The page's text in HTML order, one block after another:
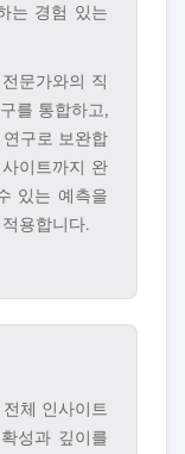
는 경험 있는
문가와의 직
를 통합하고,
구로 보완합
이트까지 완
있는 예측을
용합니다.
체 인사이트
성과 깊이를